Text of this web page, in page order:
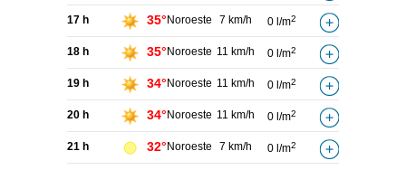
17 h 35° Noroeste 7 km/h 0 l/m2
18 h 35° Noroeste 11 km/h 0 l/m2
19 h 34° Noroeste 11 km/h 0 l/m2
20 h 34° Noroeste 11 km/h 0 l/m2
21 h 32° Noroeste 7 km/h 0 l/m2